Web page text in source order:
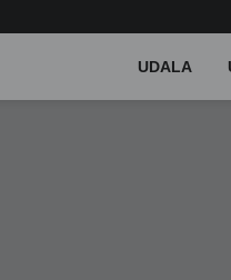
Menu
UDALA